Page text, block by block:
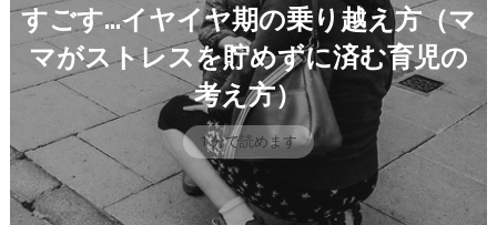
すごす…イヤイヤ期の乗り越え方（マ
マがストレスを貯めずに済む育児の
考え方）
1 分で読めます